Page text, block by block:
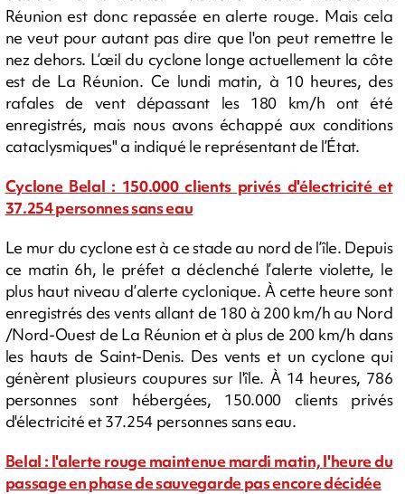
Réunion est donc repassée en alerte rouge. Mais cela
ne veut pour autant pas dire que l'on peut remettre le
nez dehors. L’œil du cyclone longe actuellement la côte
est de La Réunion. Ce lundi matin, à 10 heures, des
rafales de vent dépassant les 180 km/h ont été
enregistrés, mais nous avons échappé aux conditions
cataclysmiques" a indiqué le représentant de l’État.
Cyclone Belal : 150.000 clients privés d'électricité et
37.254 personnes sans eau
Le mur du cyclone est à ce stade au nord de l’île. Depuis
ce matin 6h, le préfet a déclenché l’alerte violette, le
plus haut niveau d’alerte cyclonique. À cette heure sont
enregistrés des vents allant de 180 à 200 km/h au Nord
/Nord-Ouest de La Réunion et à plus de 200 km/h dans
les hauts de Saint-Denis. Des vents et un cyclone qui
génèrent plusieurs coupures sur l'île. À 14 heures, 786
personnes sont hébergées, 150.000 clients privés
d'électricité et 37.254 personnes sans eau.
Belal : l'alerte rouge maintenue mardi matin, l'heure du
passage en phase de sauvegarde pas encore décidée